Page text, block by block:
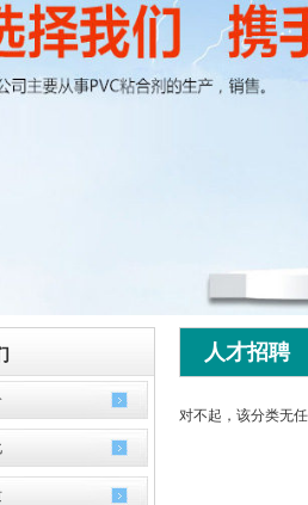
人才招聘
对不起，该分类无